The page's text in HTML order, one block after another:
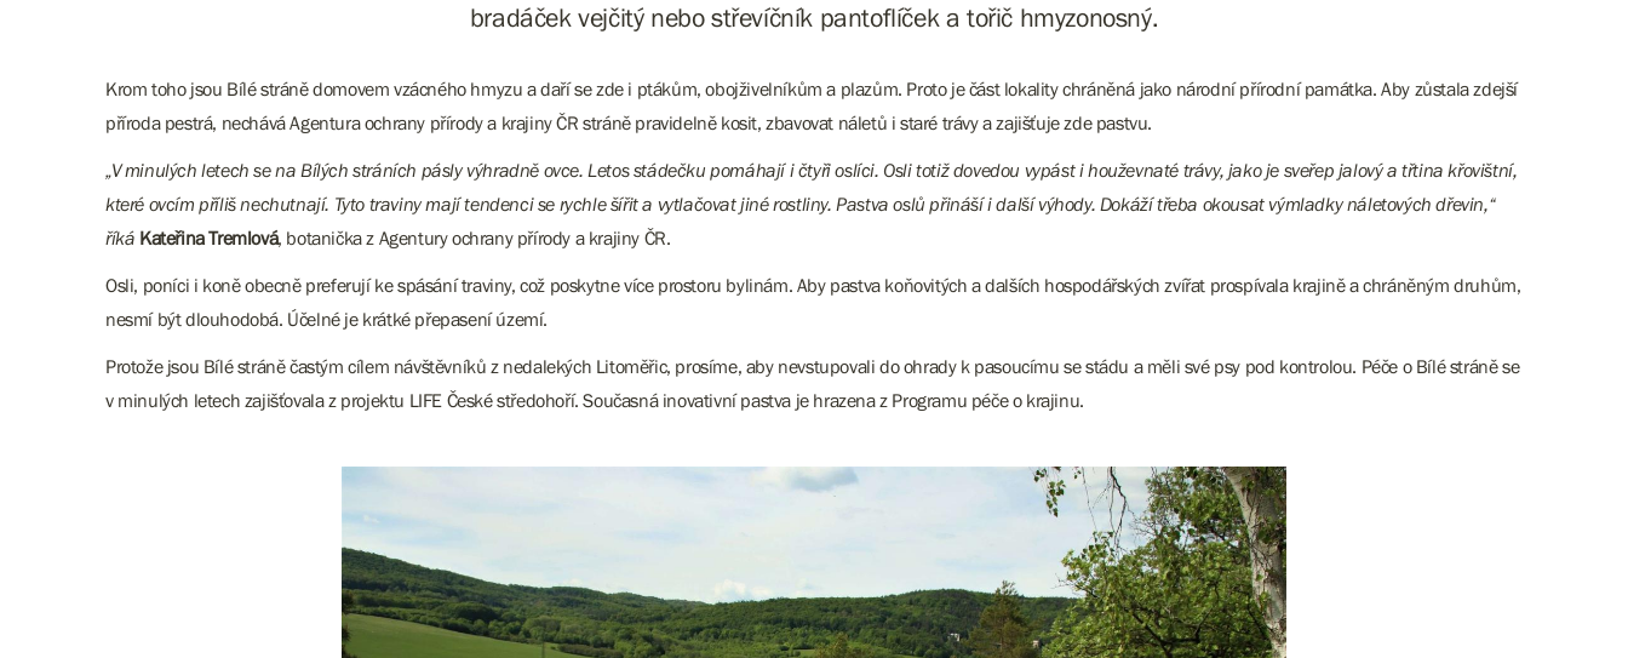
bradáček vejčitý nebo střevíčník pantoflíček a tořič hmyzonosný.
Krom toho jsou Bílé stráně domovem vzácného hmyzu a daří se zde i ptákům, obojživelníkům a plazům. Proto je část lokality chráněná jako národní přírodní památka. Aby zůstala zdejší
příroda pestrá, nechává Agentura ochrany přírody a krajiny ČR stráně pravidelně kosit, zbavovat náletů i staré trávy a zajišťuje zde pastvu.
„V minulých letech se na Bílých stráních pásly výhradně ovce. Letos stádečku pomáhají i čtyři oslíci. Osli totiž dovedou vypást i houževnaté trávy, jako je sveřep jalový a třtina křovištní,
které ovcím příliš nechutnají. Tyto traviny mají tendenci se rychle šířit a vytlačovat jiné rostliny. Pastva oslů přináší i další výhody. Dokáží třeba okousat výmladky náletových dřevin,“
říká Kateřina Tremlová, botanička z Agentury ochrany přírody a krajiny ČR.
Osli, poníci i koně obecně preferují ke spásání traviny, což poskytne více prostoru bylinám. Aby pastva koňovitých a dalších hospodářských zvířat prospívala krajině a chráněným druhům,
nesmí být dlouhodobá. Účelné je krátké přepasení území.
Protože jsou Bílé stráně častým cílem návštěvníků z nedalekých Litoměřic, prosíme, aby nevstupovali do ohrady k pasoucímu se stádu a měli své psy pod kontrolou. Péče o Bílé stráně se
v minulých letech zajišťovala z projektu LIFE České středohoří. Současná inovativní pastva je hrazena z Programu péče o krajinu.